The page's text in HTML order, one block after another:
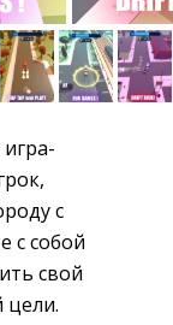
игра-
с
с собой
свой
цели.